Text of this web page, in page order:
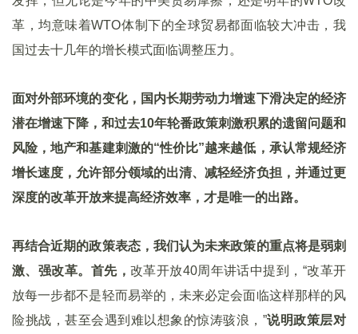
革，均意味着WTO体制下的全球贸易都面临较大冲击，我
国过去十几年的增长模式面临调整压力。
面对外部环境的变化，国内长期劳动力增速下滑决定的经济
潜在增速下降，和过去10年轮番政策刺激积累的遗留问题和
风险，地产和基建刺激的“性价比”越来越低，承认常规经济
增长速度，允许部分领域的出清、减轻经济负担，并通过更
深度的改革开放来提高经济效率，才是唯一的出路。
再结合近期的政策表态，我们认为未来政策的重点将是弱刺
激、强改革。首先， 改革开放40周年讲话中提到，“改革开
放每一步都不是轻而易举的，未来必定会面临这样那样的风
险挑战，甚至会遇到难以想象的惊涛骇浪，”说明政策层对